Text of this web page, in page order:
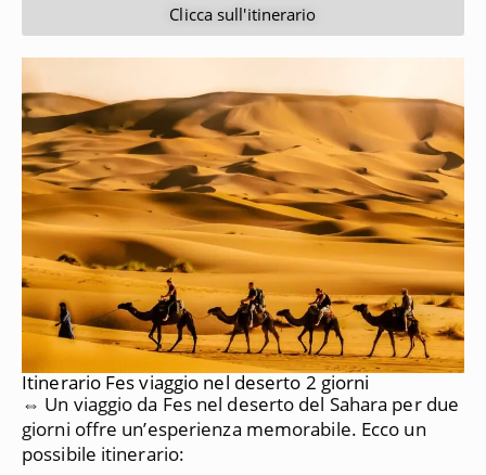
Clicca sull'itinerario
Itinerario Fes viaggio nel deserto 2 giorni
⇔ Un viaggio da Fes nel deserto del Sahara per due
giorni offre un’esperienza memorabile. Ecco un
possibile itinerario: